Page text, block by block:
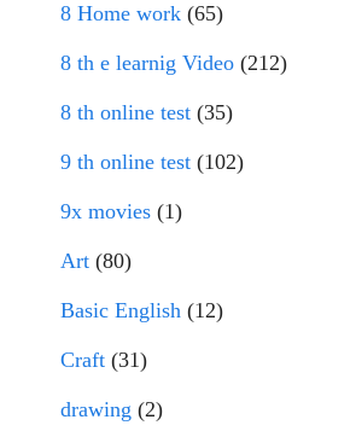
8 Home work (65)
8 th e learnig Video (212)
8 th online test (35)
9 th online test (102)
9x movies (1)
Art (80)
Basic English (12)
Craft (31)
drawing (2)